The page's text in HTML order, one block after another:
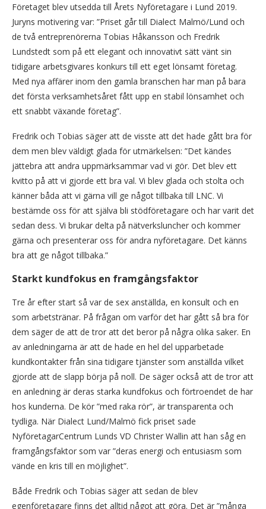
Företaget blev utsedda till Årets Nyföretagare i Lund 2019.
Juryns motivering var: ”Priset går till Dialect Malmö/Lund och
de två entreprenörerna Tobias Håkansson och Fredrik
Lundstedt som på ett elegant och innovativt sätt vänt sin
tidigare arbetsgivares konkurs till ett eget lönsamt företag.
Med nya affärer inom den gamla branschen har man på bara
det första verksamhetsåret fått upp en stabil lönsamhet och
ett snabbt växande företag”.
Fredrik och Tobias säger att de visste att det hade gått bra för
dem men blev väldigt glada för utmärkelsen: ”Det kändes
jättebra att andra uppmärksammar vad vi gör. Det blev ett
kvitto på att vi gjorde ett bra val. Vi blev glada och stolta och
känner båda att vi gärna vill ge något tillbaka till LNC. Vi
bestämde oss för att själva bli stödföretagare och har varit det
sedan dess. Vi brukar delta på nätverksluncher och kommer
gärna och presenterar oss för andra nyföretagare. Det känns
bra att ge något tillbaka.”
Starkt kundfokus en framgångsfaktor
Tre år efter start så var de sex anställda, en konsult och en
som arbetstränar. På frågan om varför det har gått så bra för
dem säger de att de tror att det beror på några olika saker. En
av anledningarna är att de hade en hel del upparbetade
kundkontakter från sina tidigare tjänster som anställda vilket
gjorde att de slapp börja på noll. De säger också att de tror att
en anledning är deras starka kundfokus och förtroendet de har
hos kunderna. De kör ”med raka rör”, är transparenta och
tydliga. När Dialect Lund/Malmö fick priset sade
NyföretagarCentrum Lunds VD Christer Wallin att han såg en
framgångsfaktor som var ”deras energi och entusiasm som
vände en kris till en möjlighet”.
Både Fredrik och Tobias säger att sedan de blev
egenföretagare finns det alltid något att göra. Det är ”många